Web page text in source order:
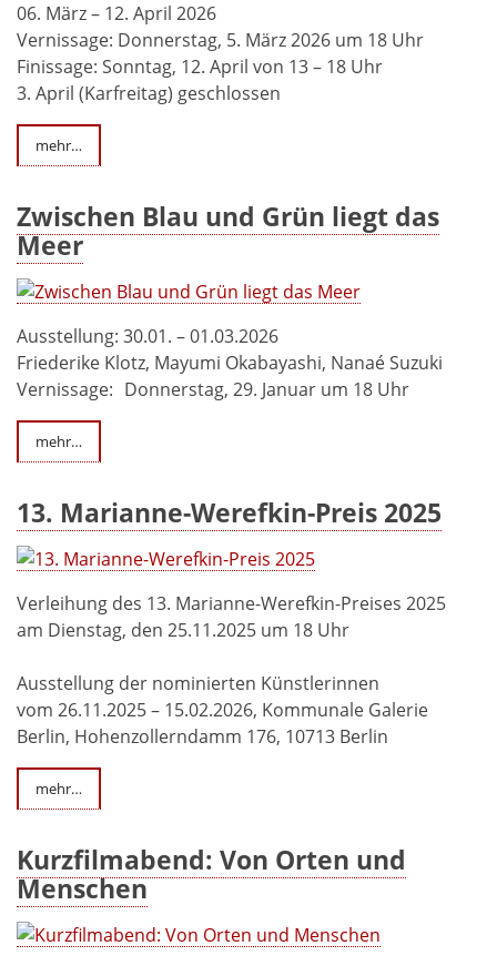
06. März – 12. April 2026
Vernissage: Donnerstag, 5. März 2026 um 18 Uhr
Finissage: Sonntag, 12. April von 13 – 18 Uhr
3. April (Karfreitag) geschlossen
mehr…
Zwischen Blau und Grün liegt das
Meer
Ausstellung: 30.01. – 01.03.2026
Friederike Klotz, Mayumi Okabayashi, Nanaé Suzuki
Vernissage: Donnerstag, 29. Januar um 18 Uhr
mehr…
13. Marianne-Werefkin-Preis 2025
Verleihung des 13. Marianne-Werefkin-Preises 2025
am Dienstag, den 25.11.2025 um 18 Uhr
Ausstellung der nominierten Künstlerinnen
vom 26.11.2025 – 15.02.2026, Kommunale Galerie
Berlin, Hohenzollerndamm 176, 10713 Berlin
mehr…
Kurzfilmabend: Von Orten und
Menschen